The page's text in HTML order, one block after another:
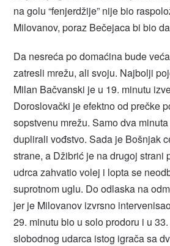
na golu “fenjerdžije” nije bio
Milovanov, poraz Bečejaca bi bio
Da nesreća po domaćina bude
zatresli mrežu, ali svoju. Najbolji
Milan Bačvanski je u 19. minutu
Doroslovački je efektno od prečke
sopstvenu mrežu. Samo dva
duplirali vođstvo. Sada je Bošnjak
strane, a Džibrić je na drugoj strani
udrca zahvatio volej i lopta se
suprotnom uglu. Do odlaska na
jer je Milovanov izvrsno
29. minutu bio u solo prodoru i u
slobodnog udarca istog igrača sa